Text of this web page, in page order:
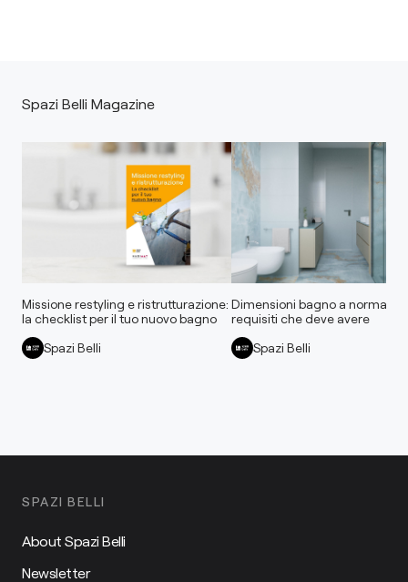
Spazi Belli Magazine
Missione restyling e ristrutturazione:
la checklist per il tuo nuovo bagno
Spazi Belli
Dimensioni bagno a norma:
requisiti che deve avere
Spazi Belli
SPAZI BELLI
About Spazi Belli
Newsletter